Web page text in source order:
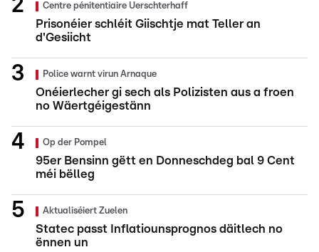
Centre pénitentiaire Uerschterhaff
Prisonéier schléit Giischtje mat Teller an
d'Gesiicht
Police warnt virun Arnaque
Onéierlecher gi sech als Polizisten aus a froen
no Wäertgéigestänn
Op der Pompel
95er Bensinn gëtt en Donneschdeg bal 9 Cent
méi bëlleg
Aktualiséiert Zuelen
Statec passt Inflatiounsprognos däitlech no
ënnen un